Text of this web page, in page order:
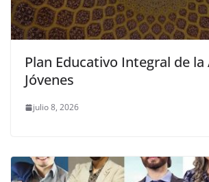
Plan Educativo Integral de la
Jóvenes
julio 8, 2026